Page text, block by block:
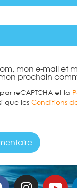
mon e-mail et
prochain
reCAPTCHA et la
que les Conditions